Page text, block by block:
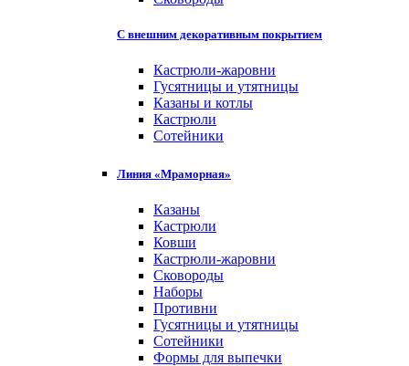
С внешним декоративным покрытием
Кастрюли-жаровни
Гусятницы и утятницы
Казаны и котлы
Кастрюли
Сотейники
Линия «Мраморная»
Казаны
Кастрюли
Ковши
Кастрюли-жаровни
Сковороды
Наборы
Противни
Гусятницы и утятницы
Сотейники
Формы для выпечки